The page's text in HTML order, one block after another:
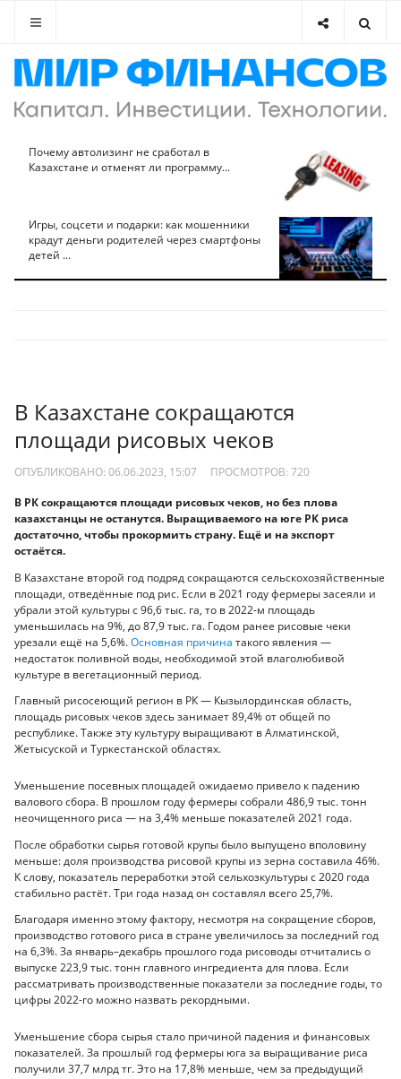
Почему автолизинг не сработал в
Казахстане и отменят ли программу...
Игры, соцсети и подарки: как мошенники
крадут деньги родителей через смартфоны
детей ...
В Казахстане сокращаются
площади рисовых чеков
ОПУБЛИКОВАНО: 06.06.2023, 15:07 ПРОСМОТРОВ: 720
В РК сокращаются площади рисовых чеков, но без плова
казахстанцы не останутся. Выращиваемого на юге РК риса
достаточно, чтобы прокормить страну. Ещё и на экспорт
остаётся.
В Казахстане второй год подряд сокращаются сельскохозяйственные
площади, отведённые под рис. Если в 2021 году фермеры засеяли и
убрали этой культуры с 96,6 тыс. га, то в 2022-м площадь
уменьшилась на 9%, до 87,9 тыс. га. Годом ранее рисовые чеки
урезали ещё на 5,6%.Основная причина такого явления —
недостаток поливной воды, необходимой этой влаголюбивой
культуре в вегетационный период.
Главный рисосеющий регион в РК — Кызылординская область,
площадь рисовых чеков здесь занимает 89,4% от общей по
республике. Также эту культуру выращивают в Алматинской,
Жетысуской и Туркестанской областях.
Уменьшение посевных площадей ожидаемо привело к падению
валового сбора. В прошлом году фермеры собрали 486,9 тыс. тонн
неочищенного риса — на 3,4% меньше показателей 2021 года.
После обработки сырья готовой крупы было выпущено вполовину
меньше: доля производства рисовой крупы из зерна составила 46%.
К слову, показатель переработки этой сельхозкультуры с 2020 года
стабильно растёт. Три года назад он составлял всего 25,7%.
Благодаря именно этому фактору, несмотря на сокращение сборов,
производство готового риса в стране увеличилось за последний год
на 6,3%. За январь–декабрь прошлого года рисоводы отчитались о
выпуске 223,9 тыс. тонн главного ингредиента для плова. Если
рассматривать производственные показатели за последние годы, то
цифры 2022-го можно назвать рекордными.
Уменьшение сбора сырья стало причиной падения и финансовых
показателей. За прошлый год фермеры юга за выращивание риса
получили 37,7 млрд тг. Это на 17,8% меньше, чем за предыдущий